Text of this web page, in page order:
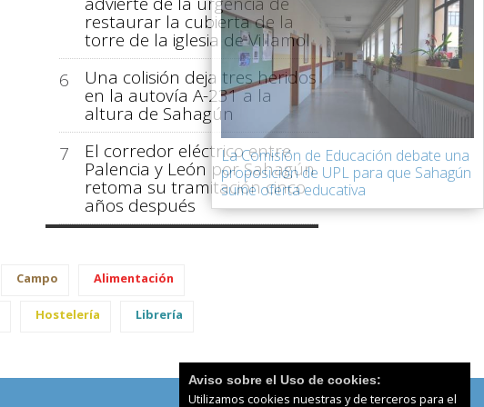
restaurar la cubierta de la
torre de la iglesia de Villamol
6
Una colisión deja tres heridos
en la autovía A-231 a la
altura de Sahagún
7
El corredor eléctrico entre
Palencia y León por Sahagún
retoma su tramitación cinco
años después
La Comisión de Educación debate una
proposición de UPL para que Sahagún
sume oferta educativa
Campo Alimentación
Hostelería Librería
Aviso sobre el Uso de cookies:
Utilizamos cookies nuestras y de terceros para el